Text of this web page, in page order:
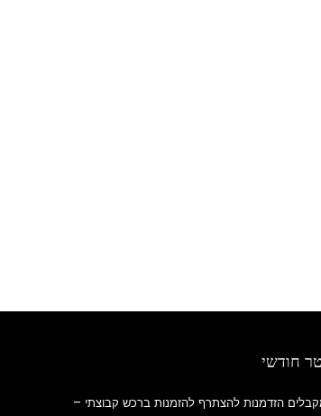
חודשי
הזדמנות להצתרף להזמנות ברכש קבוצתי –